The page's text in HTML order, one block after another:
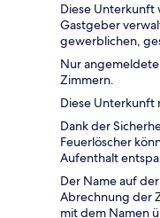
Diese Unterkunft
Gastgeber
gewerblichen,
Nur
Zimmern.
Diese Unterkunft
Dank der
Feuerlöscher
Aufenthalt
Der Name auf
Abrechnung der
mit dem Namen